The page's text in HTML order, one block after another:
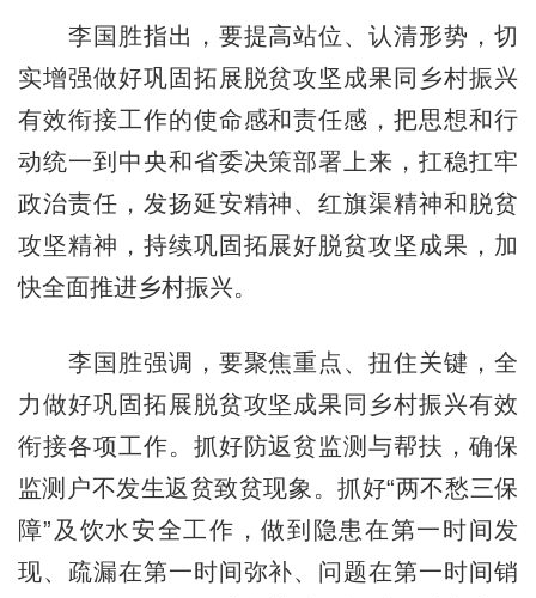
李国胜指出，要提高站位、认清形势，切
实增强做好巩固拓展脱贫攻坚成果同乡村振兴
有效衔接工作的使命感和责任感，把思想和行
动统一到中央和省委决策部署上来，扛稳扛牢
政治责任，发扬延安精神、红旗渠精神和脱贫
攻坚精神，持续巩固拓展好脱贫攻坚成果，加
快全面推进乡村振兴。
李国胜强调，要聚焦重点、扭住关键，全
力做好巩固拓展脱贫攻坚成果同乡村振兴有效
衔接各项工作。抓好防返贫监测与帮扶，确保
监测户不发生返贫致贫现象。抓好“两不愁三保
障”及饮水安全工作，做到隐患在第一时间发
现、疏漏在第一时间弥补、问题在第一时间销